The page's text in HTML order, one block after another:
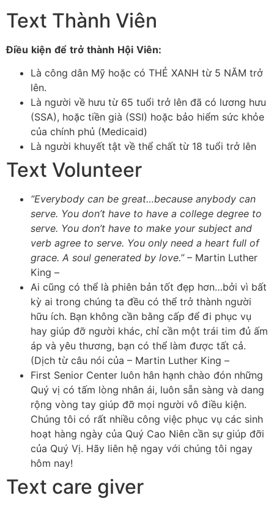
Text Thành Viên
Điều kiện để trở thành Hội Viên:
Là công dân Mỹ hoặc có THẺ XANH từ 5 NĂM trở
lên.
Là người về hưu từ 65 tuổi trở lên đã có lương hưu
(SSA), hoặc tiền già (SSI) hoặc bảo hiểm sức khỏe
của chính phủ (Medicaid)
Là người khuyết tật về thể chất từ 18 tuổi trở lên
Text Volunteer
“Everybody can be great…because anybody can
serve. You don’t have to have a college degree to
serve. You don’t have to make your subject and
verb agree to serve. You only need a heart full of
grace. A soul generated by love.”– Martin Luther
King –
Ai cũng có thể là phiên bản tốt đẹp hơn…bởi vì bất
kỳ ai trong chúng ta đều có thể trở thành người
hữu ích. Bạn không cần bằng cấp để đi phục vụ
hay giúp đỡ người khác, chỉ cần một trái tim đủ ấm
áp và yêu thương, bạn có thể làm được tất cả.
(Dịch từ câu nói của – Martin Luther King –
First Senior Center luôn hân hạnh chào đón những
Quý vị có tấm lòng nhân ái, luôn sẵn sàng và dang
rộng vòng tay giúp đỡ mọi người vô điều kiện.
Chúng tôi có rất nhiều công việc phục vụ các sinh
hoạt hàng ngày của Quý Cao Niên cần sự giúp đỡi
của Quý Vị. Hãy liên hệ ngay với chúng tôi ngay
hôm nay!
Text care giver